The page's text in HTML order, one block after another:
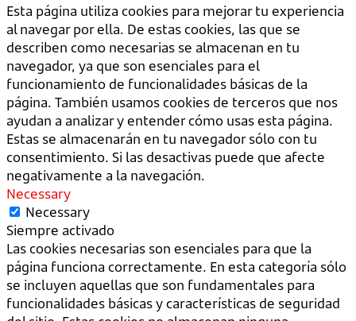
Esta página utiliza cookies para mejorar tu experiencia
al navegar por ella. De estas cookies, las que se
describen como necesarias se almacenan en tu
navegador, ya que son esenciales para el
funcionamiento de funcionalidades básicas de la
página. También usamos cookies de terceros que nos
ayudan a analizar y entender cómo usas esta página.
Estas se almacenarán en tu navegador sólo con tu
consentimiento. Si las desactivas puede que afecte
negativamente a la navegación.
Necessary
Necessary
Siempre activado
Las cookies necesarias son esenciales para que la
página funciona correctamente. En esta categoría sólo
se incluyen aquellas que son fundamentales para
funcionalidades básicas y características de seguridad